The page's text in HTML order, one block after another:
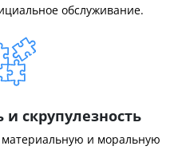
обслуживание.
и скрупулезность
и моральную